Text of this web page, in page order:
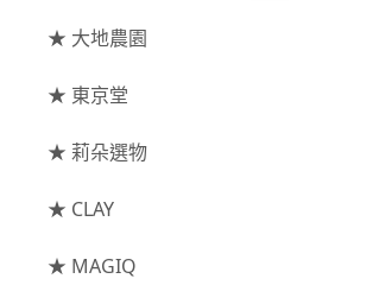
大玫瑰
- 迷你玫瑰
- 庭園玫瑰
- 其他玫瑰
索拉花(僅花頭)
原色
葉材⧸藤蔓
枝條
果實
捧花架⧸吊架
藤圈⧸注連繩
提籃
花插
工具⧸型錄
資材
★ 大地農園
★ 東京堂
★ 莉朵選物
★ CLAY
★ MAGIQ